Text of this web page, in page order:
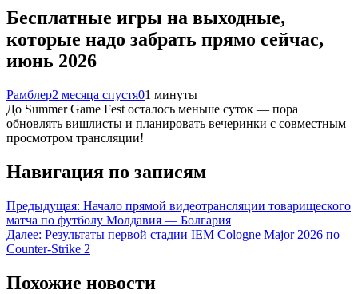
Бесплатные игры на выходные,
которые надо забрать прямо сейчас,
июнь 2026
Рамблер2 месяца спустя01 минуты
До Summer Game Fest осталось меньше суток — пора
обновлять вишлисты и планировать вечеринки с совместным
просмотром трансляции!
Навигация по записям
Предыдущая: Начало прямой видеотрансляции товарищеского
матча по футболу Молдавия — Болгария
Далее: Результаты первой стадии IEM Cologne Major 2026 по
Counter-Strike 2
Похожие новости